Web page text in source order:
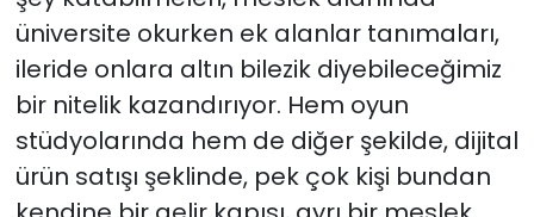
üniversite okurken ek alanlar tanımaları,
ileride onlara altın bilezik diyebileceğimiz
bir nitelik kazandırıyor. Hem oyun
stüdyolarında hem de diğer şekilde, dijital
ürün satışı şeklinde, pek çok kişi bundan